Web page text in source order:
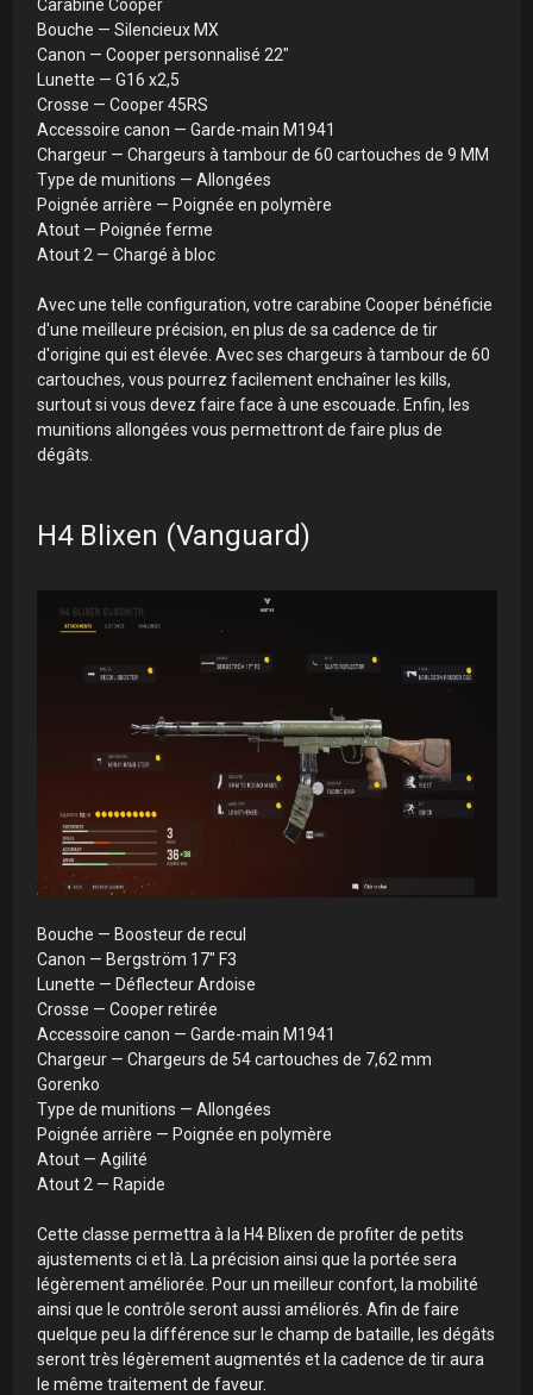
Carabine Cooper
Bouche — Silencieux MX
Canon — Cooper personnalisé 22"
Lunette — G16 x2,5
Crosse — Cooper 45RS
Accessoire canon — Garde-main M1941
Chargeur — Chargeurs à tambour de 60 cartouches de 9 MM
Type de munitions — Allongées
Poignée arrière — Poignée en polymère
Atout — Poignée ferme
Atout 2 — Chargé à bloc
Avec une telle configuration, votre carabine Cooper bénéficie
d'une meilleure précision, en plus de sa cadence de tir
d'origine qui est élevée. Avec ses chargeurs à tambour de 60
cartouches, vous pourrez facilement enchaîner les kills,
surtout si vous devez faire face à une escouade. Enfin, les
munitions allongées vous permettront de faire plus de
dégâts.
H4 Blixen (Vanguard)
Bouche — Boosteur de recul
Canon — Bergström 17" F3
Lunette — Déflecteur Ardoise
Crosse — Cooper retirée
Accessoire canon — Garde-main M1941
Chargeur — Chargeurs de 54 cartouches de 7,62 mm
Gorenko
Type de munitions — Allongées
Poignée arrière — Poignée en polymère
Atout — Agilité
Atout 2 — Rapide
Cette classe permettra à la H4 Blixen de profiter de petits
ajustements ci et là. La précision ainsi que la portée sera
légèrement améliorée. Pour un meilleur confort, la mobilité
ainsi que le contrôle seront aussi améliorés. Afin de faire
quelque peu la différence sur le champ de bataille, les dégâts
seront très légèrement augmentés et la cadence de tir aura
le même traitement de faveur.